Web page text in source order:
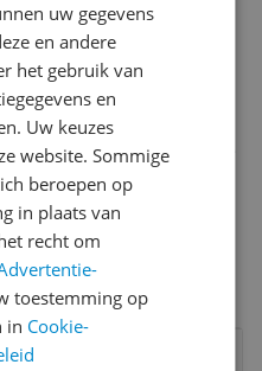
je graag je mening
het schrijven van je
duurt het schrijven
de 3 en 10 minuten.
bezoekers een betere
maand kans op
6
uw gegevens
en andere
het gebruik van
en
Uw keuzes
website. Sommige
beroepen op
in plaats van
recht om
toestemming op
in Cookie-